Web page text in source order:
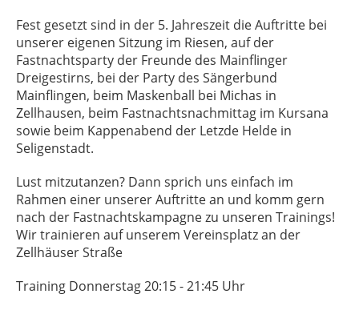
Fest gesetzt sind in der 5. Jahreszeit die Auftritte bei
unserer eigenen Sitzung im Riesen, auf der
Fastnachtsparty der Freunde des Mainflinger
Dreigestirns, bei der Party des Sängerbund
Mainflingen, beim Maskenball bei Michas in
Zellhausen, beim Fastnachtsnachmittag im Kursana
sowie beim Kappenabend der Letzde Helde in
Seligenstadt.
Lust mitzutanzen? Dann sprich uns einfach im
Rahmen einer unserer Auftritte an und komm gern
nach der Fastnachtskampagne zu unseren Trainings!
Wir trainieren auf unserem Vereinsplatz an der
Zellhäuser Straße
Training Donnerstag 20:15 - 21:45 Uhr